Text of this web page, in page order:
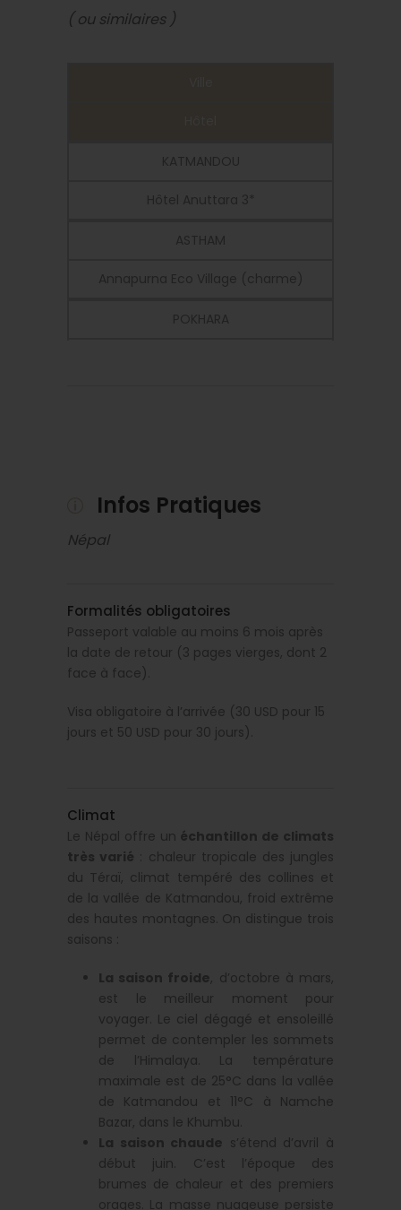
( ou similaires )
KATMANDOU
Hôtel Anuttara 3*
ASTHAM
Annapurna Eco Village (charme)
POKHARA
Wildlife Camp 3*
Infos Pratiques
Népal
Formalités obligatoires
Passeport valable au moins 6 mois après
la date de retour (3 pages vierges, dont 2
face à face).
Visa obligatoire à l’arrivée (30 USD pour 15
jours et 50 USD pour 30 jours).
Climat
Le Népal offre un échantillon de climats
très varié : chaleur tropicale des jungles
du Téraï, climat tempéré des collines et
de la vallée de Katmandou, froid extrême
des hautes montagnes. On distingue trois
saisons :
La saison froide, d’octobre à mars,
est le meilleur moment pour
voyager. Le ciel dégagé et ensoleillé
permet de contempler les sommets
de l’Himalaya. La température
maximale est de 25°C dans la vallée
de Katmandou et 11°C à Namche
Bazar, dans le Khumbu.
La saison chaude s’étend d’avril à
début juin. C’est l’époque des
brumes de chaleur et des premiers
orages. La masse nuageuse persiste